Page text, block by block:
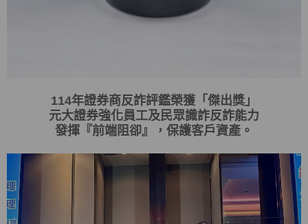
114年證券商反詐評鑑榮獲「傑出獎」
元大證券強化員工及民眾識詐反詐能力
發揮 『 前端阻卻』 ，保護客戶資產。